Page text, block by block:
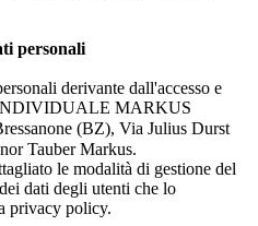
personali
derivante dall'accesso e
MARKUS
(BZ), Via Julius Durst
Tauber Markus.
le modalità di gestione del
dati degli utenti che lo
privacy policy.